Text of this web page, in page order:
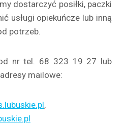
dostarczyć posiłki, paczki
usługi opiekuńcze lub inną
potrzeb.
nr tel. 68 323 19 27 lub
mailowe:
,